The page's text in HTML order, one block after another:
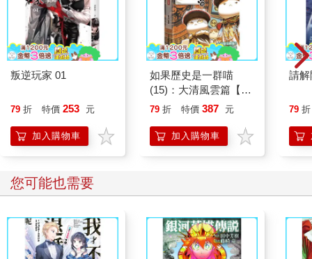
叛逆玩家 01
79 折 特價 253 元
加入購物車
如果歷史是一群喵
(15)：大清風雲篇【萌
貓漫畫學歷史】
79 折 特價 387 元
加入購物車
請解
79 折
您可能也需要